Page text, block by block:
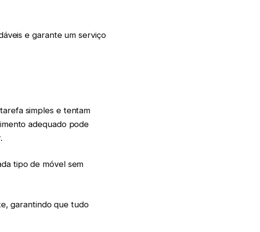
e garante um serviço
simples e tentam
adequado pode
tipo de móvel sem
garantindo que tudo